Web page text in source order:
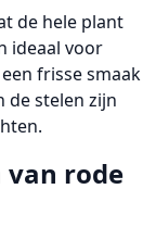
de hele plant
ideaal voor
frisse smaak
de stelen zijn
rode